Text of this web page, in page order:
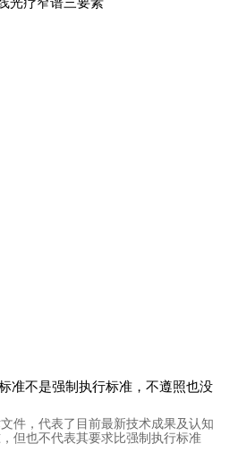
准不是强制执行标准，不遵照也没
件，代表了目前最新技术成果及认知
但也不代表其要求比强制执行标准